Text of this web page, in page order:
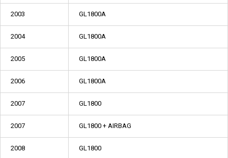
2003 GL1800A
2004 GL1800A
2005 GL1800A
2006 GL1800A
2007 GL1800
2007 GL1800 + AIRBAG
2008 GL1800